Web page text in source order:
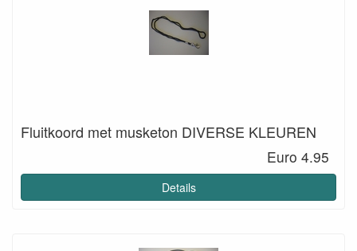
Fluitkoord met musketon DIVERSE KLEUREN
Euro 4.95
Details